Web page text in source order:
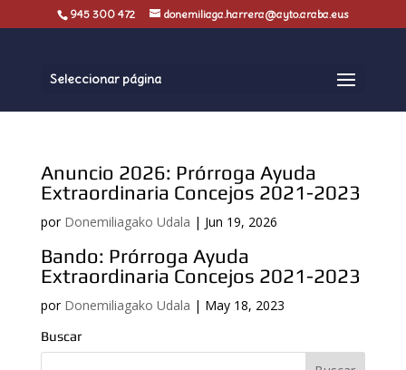
945 300 472 donemiliaga.harrera@ayto.araba.eus
Seleccionar página
Anuncio 2026: Prórroga Ayuda
Extraordinaria Concejos 2021-2023
por Donemiliagako Udala | Jun 19, 2026
Bando: Prórroga Ayuda
Extraordinaria Concejos 2021-2023
por Donemiliagako Udala | May 18, 2023
Buscar